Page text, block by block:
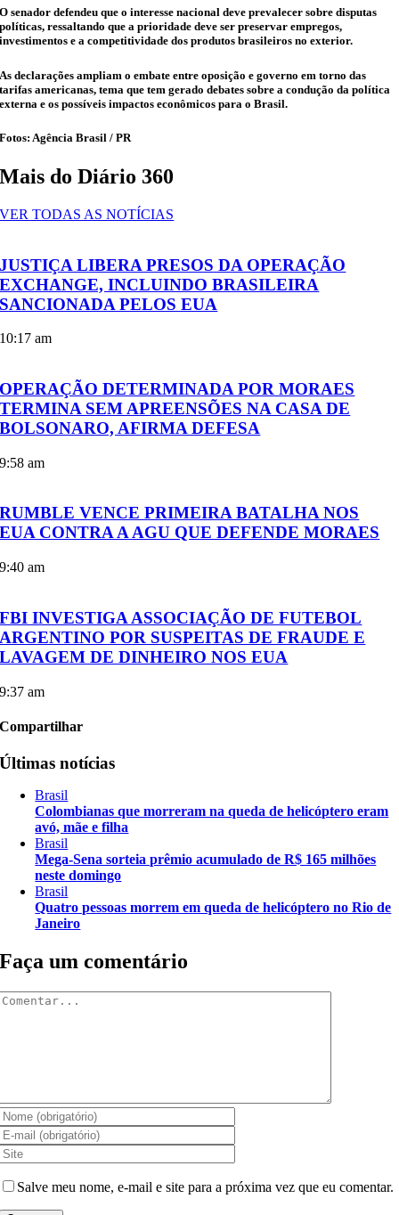
O senador defendeu que o interesse nacional deve prevalecer sobre disputas
políticas, ressaltando que a prioridade deve ser preservar empregos,
investimentos e a competitividade dos produtos brasileiros no exterior.
As declarações ampliam o embate entre oposição e governo em torno das
tarifas americanas, tema que tem gerado debates sobre a condução da política
externa e os possíveis impactos econômicos para o Brasil.
Fotos: Agência Brasil / PR
Mais do Diário 360
VER TODAS AS NOTÍCIAS
JUSTIÇA LIBERA PRESOS DA OPERAÇÃO
EXCHANGE, INCLUINDO BRASILEIRA
SANCIONADA PELOS EUA
10:17 am
OPERAÇÃO DETERMINADA POR MORAES
TERMINA SEM APREENSÕES NA CASA DE
BOLSONARO, AFIRMA DEFESA
9:58 am
RUMBLE VENCE PRIMEIRA BATALHA NOS
EUA CONTRA A AGU QUE DEFENDE MORAES
9:40 am
FBI INVESTIGA ASSOCIAÇÃO DE FUTEBOL
ARGENTINO POR SUSPEITAS DE FRAUDE E
LAVAGEM DE DINHEIRO NOS EUA
9:37 am
Compartilhar
Últimas notícias
Brasil
Colombianas que morreram na queda de helicóptero eram
avó, mãe e filha
Brasil
Mega-Sena sorteia prêmio acumulado de R$ 165 milhões
neste domingo
Brasil
Quatro pessoas morrem em queda de helicóptero no Rio de
Janeiro
Faça um comentário
Salve meu nome, e-mail e site para a próxima vez que eu comentar.